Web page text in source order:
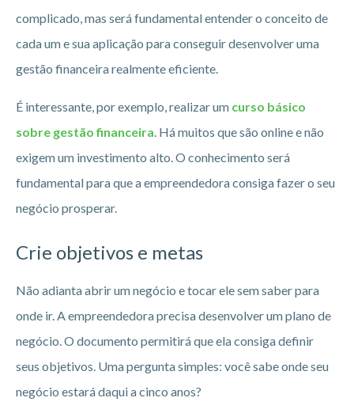
complicado, mas será fundamental entender o conceito de
cada um e sua aplicação para conseguir desenvolver uma
gestão financeira realmente eficiente.
É interessante, por exemplo, realizar um curso básico
sobre gestão financeira. Há muitos que são online e não
exigem um investimento alto. O conhecimento será
fundamental para que a empreendedora consiga fazer o seu
negócio prosperar.
Crie objetivos e metas
Não adianta abrir um negócio e tocar ele sem saber para
onde ir. A empreendedora precisa desenvolver um plano de
negócio. O documento permitirá que ela consiga definir
seus objetivos. Uma pergunta simples: você sabe onde seu
negócio estará daqui a cinco anos?